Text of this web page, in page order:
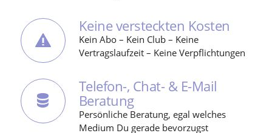
Keine versteckten Kosten
Kein Abo – Kein Club – Keine
Vertragslaufzeit – Keine Verpflichtungen
Telefon-, Chat- & E-Mail
Beratung
Persönliche Beratung, egal welches
Medium Du gerade bevorzugst